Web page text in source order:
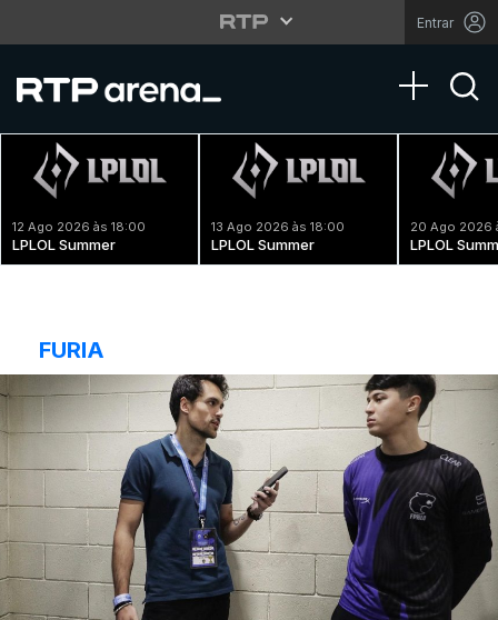
Entrar
Toggle
12 Ago 2026 às 18:00
LPLOL Summer
13 Ago 2026 às 18:00
LPLOL Summer
20 Ago 2026
LPLOL
FURIA